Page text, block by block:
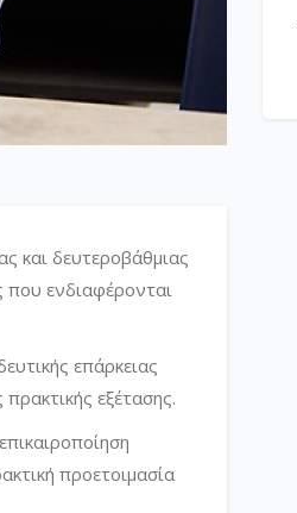
και δευτεροβάθμιας
που ενδιαφέρονται
επάρκειας
εξέτασης.
προετοιμασία